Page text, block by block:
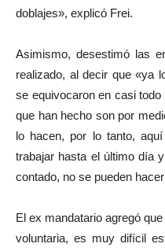
doblajes», explicó Frei.
Asimismo, desestimó las
realizado, al decir que «ya
se equivocaron en casi
que han hecho son por
lo hacen, por lo tanto,
trabajar hasta el último día
contado, no se pueden
El ex mandatario agregó
voluntaria, es muy difícil